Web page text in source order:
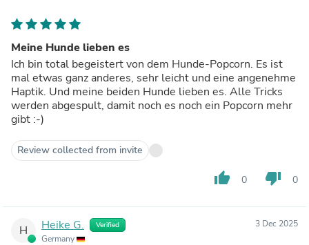
Meine Hunde lieben es
Ich bin total begeistert von dem Hunde-Popcorn. Es ist
mal etwas ganz anderes, sehr leicht und eine angenehme
Haptik. Und meine beiden Hunde lieben es. Alle Tricks
werden abgespult, damit noch es noch ein Popcorn mehr
gibt :-)
Review collected from invite
thumb_up 0 thumb_down 0
H Heike G. Verified
Germany
3 Dec 2025